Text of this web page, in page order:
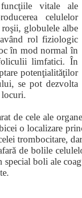
vitale ale
celulelor
globulele albe
rol fiziologic
în mod normal în
limfatici. În
potenţialităţilor
se pot dezvolta
locuri.
de cele ale
o localizare
trombocitare,
de bolile
special boli ale